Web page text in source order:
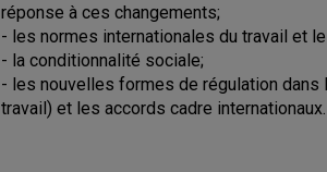
réponse à ces changements;
- les normes internationales du travail et
- la conditionnalité sociale;
- les nouvelles formes de régulation
travail) et les accords cadre internationaux.